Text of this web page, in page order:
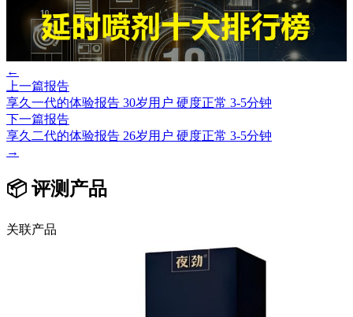
←
上一篇报告
享久一代的体验报告 30岁用户 硬度正常 3-5分钟
下一篇报告
享久二代的体验报告 26岁用户 硬度正常 3-5分钟
→
📦 评测产品
关联产品